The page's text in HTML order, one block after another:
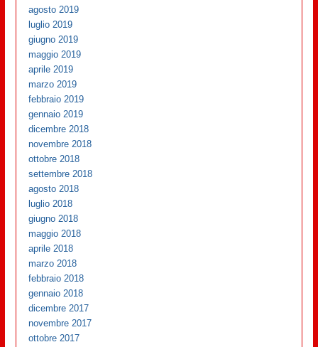
agosto 2019
luglio 2019
giugno 2019
maggio 2019
aprile 2019
marzo 2019
febbraio 2019
gennaio 2019
dicembre 2018
novembre 2018
ottobre 2018
settembre 2018
agosto 2018
luglio 2018
giugno 2018
maggio 2018
aprile 2018
marzo 2018
febbraio 2018
gennaio 2018
dicembre 2017
novembre 2017
ottobre 2017